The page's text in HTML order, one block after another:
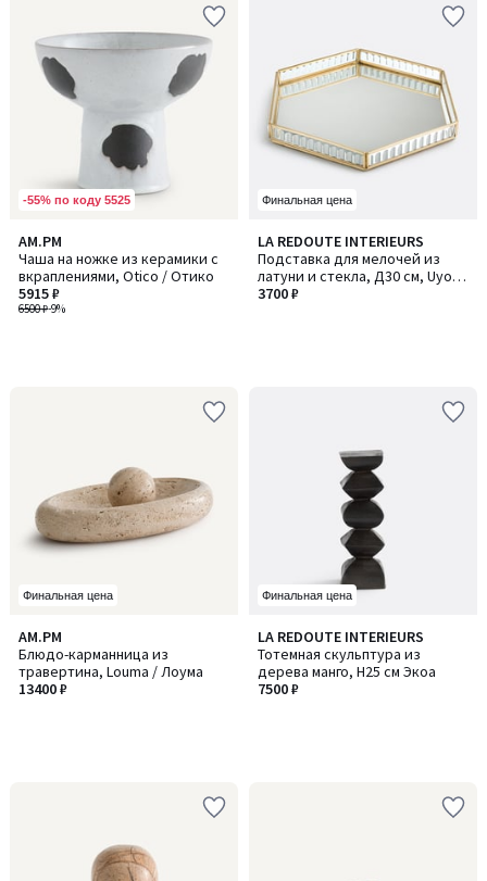
-55% по коду 5525
AM.PM
Чаша на ножке из керамики с
вкраплениями, Otico / Отико
6500 ₽-9%
5915 ₽
Финальная цена
LA REDOUTE INTERIEURS
Подставка для мелочей из
латуни и стекла, Д30 см, Uyova
/ Уйова
3700 ₽
Финальная цена
AM.PM
Блюдо-карманница из
травертина, Louma / Лоума
13400 ₽
Финальная цена
LA REDOUTE INTERIEURS
Тотемная скульптура из
дерева манго, H25 см Экоа
7500 ₽